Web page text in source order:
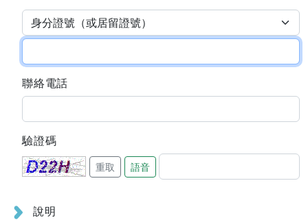
聯絡電話
驗證碼
重取 語音
說明